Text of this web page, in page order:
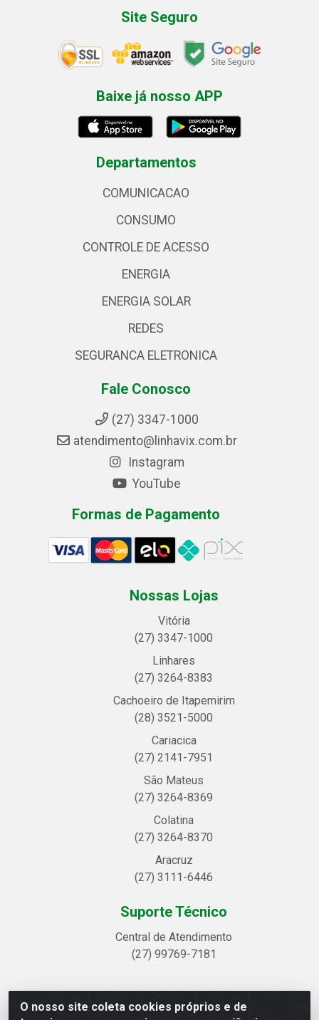
O nosso site coleta cookies próprios e de
Site Seguro
Baixe já nosso APP
Departamentos
COMUNICACAO
CONSUMO
CONTROLE DE ACESSO
ENERGIA
ENERGIA SOLAR
REDES
SEGURANCA ELETRONICA
Fale Conosco
(27) 3347-1000
atendimento@linhavix.com.br
Instagram
YouTube
Formas de Pagamento
Nossas Lojas
Vitória
(27) 3347-1000
Linhares
(27) 3264-8383
Cachoeiro de Itapemirim
(28) 3521-5000
Cariacica
(27) 2141-7951
São Mateus
(27) 3264-8369
Colatina
(27) 3264-8370
Aracruz
(27) 3111-6446
Suporte Técnico
Central de Atendimento
(27) 99769-7181
Linhavix Distribuidora LTDA - Avenida Alegre, 2521 -